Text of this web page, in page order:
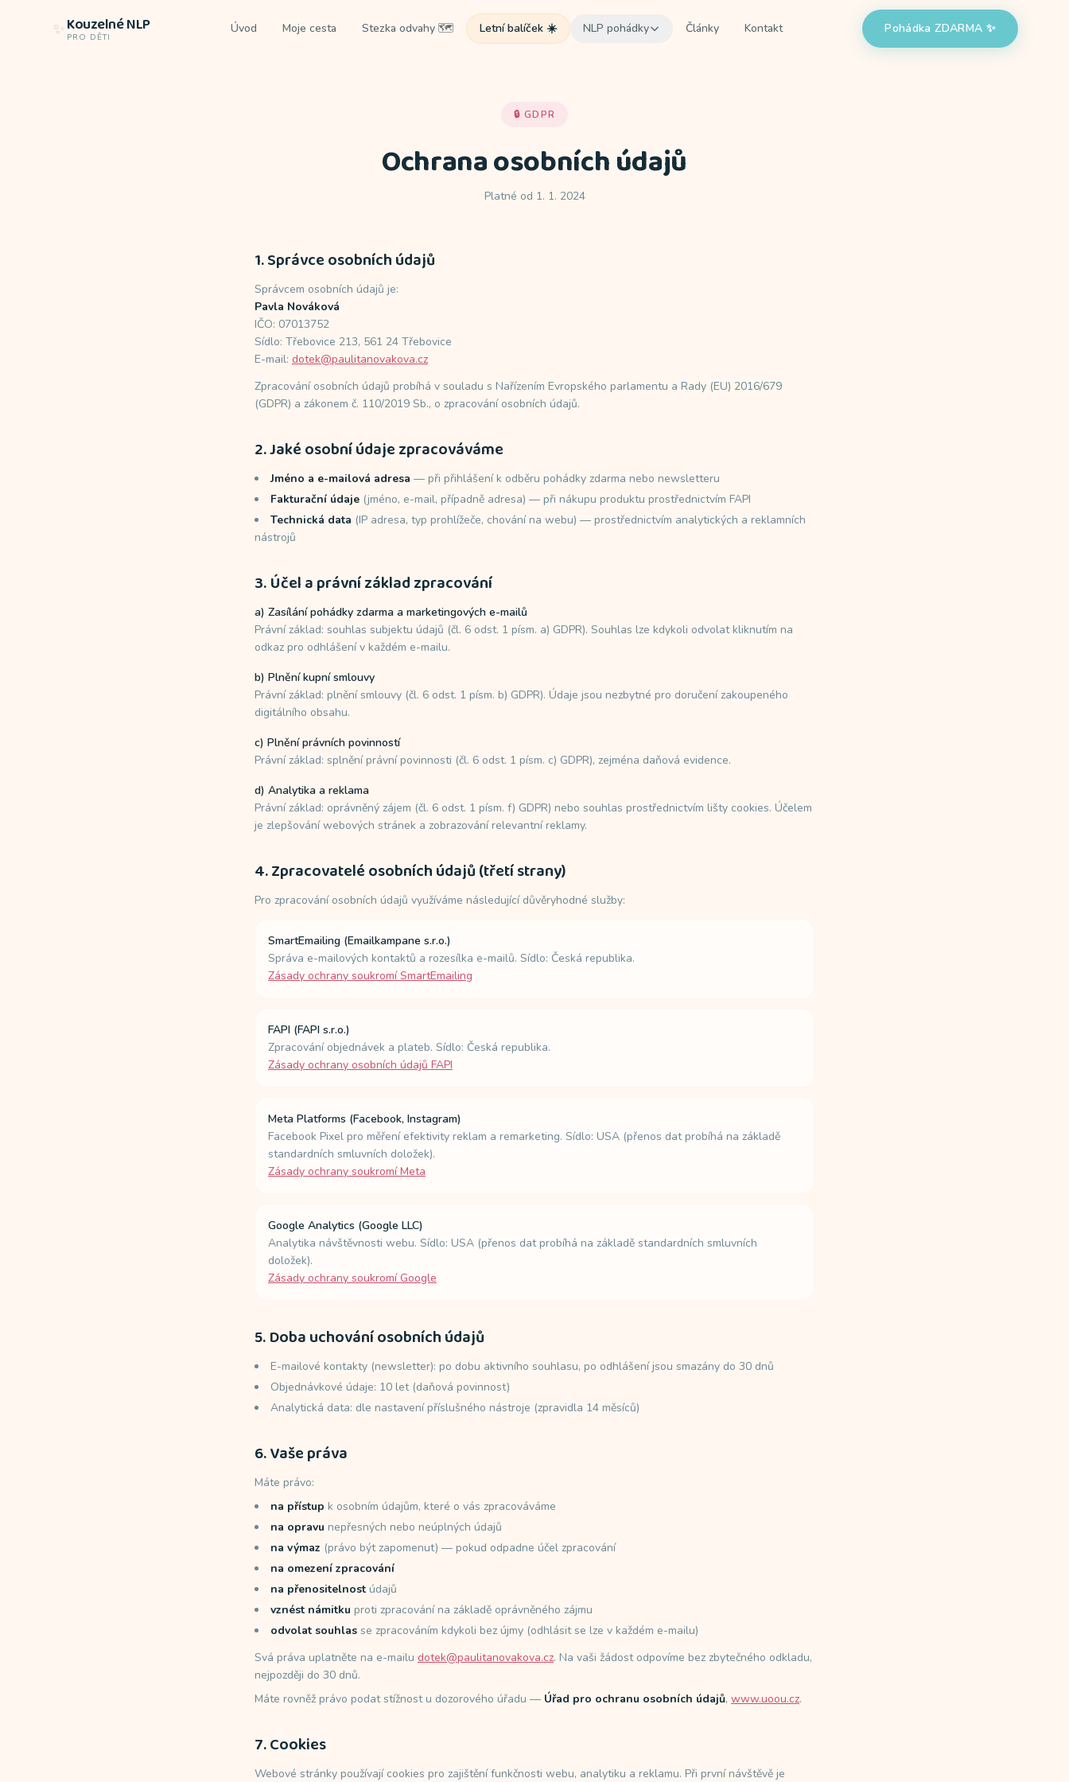
✨Kouzelné NLP
PRO DĚTI
Úvod Moje cesta Stezka odvahy 🗺️ Letní balíček ☀️ NLP pohádky
Odloučení od maminky
Strach z vody v očích při koupání
Strach ze selhání
Články Kontakt Pohádka ZDARMA ✨
🔒 GDPR
Ochrana osobních údajů
Platné od 1. 1. 2024
1. Správce osobních údajů
Správcem osobních údajů je:
Pavla Nováková
IČO: 07013752
Sídlo: Třebovice 213, 561 24 Třebovice
E-mail: dotek@paulitanovakova.cz
Zpracování osobních údajů probíhá v souladu s Nařízením Evropského parlamentu a Rady (EU) 2016/679
(GDPR) a zákonem č. 110/2019 Sb., o zpracování osobních údajů.
2. Jaké osobní údaje zpracováváme
Jméno a e-mailová adresa — při přihlášení k odběru pohádky zdarma nebo newsletteru
Fakturační údaje (jméno, e-mail, případně adresa) — při nákupu produktu prostřednictvím FAPI
Technická data (IP adresa, typ prohlížeče, chování na webu) — prostřednictvím analytických a reklamních
nástrojů
3. Účel a právní základ zpracování
a) Zasílání pohádky zdarma a marketingových e-mailů
Právní základ: souhlas subjektu údajů (čl. 6 odst. 1 písm. a) GDPR). Souhlas lze kdykoli odvolat kliknutím na
odkaz pro odhlášení v každém e-mailu.
b) Plnění kupní smlouvy
Právní základ: plnění smlouvy (čl. 6 odst. 1 písm. b) GDPR). Údaje jsou nezbytné pro doručení zakoupeného
digitálního obsahu.
c) Plnění právních povinností
Právní základ: splnění právní povinnosti (čl. 6 odst. 1 písm. c) GDPR), zejména daňová evidence.
d) Analytika a reklama
Právní základ: oprávněný zájem (čl. 6 odst. 1 písm. f) GDPR) nebo souhlas prostřednictvím lišty cookies. Účelem
je zlepšování webových stránek a zobrazování relevantní reklamy.
4. Zpracovatelé osobních údajů (třetí strany)
Pro zpracování osobních údajů využíváme následující důvěryhodné služby:
SmartEmailing (Emailkampane s.r.o.)
Správa e-mailových kontaktů a rozesílka e-mailů. Sídlo: Česká republika.
Zásady ochrany soukromí SmartEmailing
FAPI (FAPI s.r.o.)
Zpracování objednávek a plateb. Sídlo: Česká republika.
Zásady ochrany osobních údajů FAPI
Meta Platforms (Facebook, Instagram)
Facebook Pixel pro měření efektivity reklam a remarketing. Sídlo: USA (přenos dat probíhá na základě
standardních smluvních doložek).
Zásady ochrany soukromí Meta
Google Analytics (Google LLC)
Analytika návštěvnosti webu. Sídlo: USA (přenos dat probíhá na základě standardních smluvních
doložek).
Zásady ochrany soukromí Google
5. Doba uchování osobních údajů
E-mailové kontakty (newsletter): po dobu aktivního souhlasu, po odhlášení jsou smazány do 30 dnů
Objednávkové údaje: 10 let (daňová povinnost)
Analytická data: dle nastavení příslušného nástroje (zpravidla 14 měsíců)
6. Vaše práva
Máte právo:
na přístup k osobním údajům, které o vás zpracováváme
na opravu nepřesných nebo neúplných údajů
na výmaz (právo být zapomenut) — pokud odpadne účel zpracování
na omezení zpracování
na přenositelnost údajů
vznést námitku proti zpracování na základě oprávněného zájmu
odvolat souhlas se zpracováním kdykoli bez újmy (odhlásit se lze v každém e-mailu)
Svá práva uplatněte na e-mailu dotek@paulitanovakova.cz. Na vaši žádost odpovíme bez zbytečného odkladu,
nejpozději do 30 dnů.
Máte rovněž právo podat stížnost u dozorového úřadu — Úřad pro ochranu osobních údajů, www.uoou.cz.
7. Cookies
Webové stránky používají cookies pro zajištění funkčnosti webu, analytiku a reklamu. Při první návštěvě je